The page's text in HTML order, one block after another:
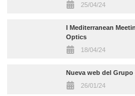
25/04/24
I Mediterranean
Optics
18/04/24
Nueva web del
26/01/24